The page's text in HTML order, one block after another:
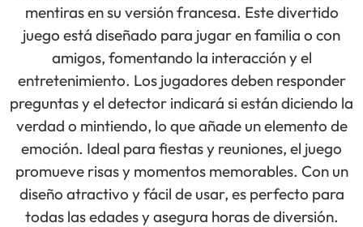
mentiras en su versión francesa. Este divertido
juego está diseñado para jugar en familia o con
amigos, fomentando la interacción y el
entretenimiento. Los jugadores deben responder
preguntas y el detector indicará si están diciendo la
verdad o mintiendo, lo que añade un elemento de
emoción. Ideal para fiestas y reuniones, el juego
promueve risas y momentos memorables. Con un
diseño atractivo y fácil de usar, es perfecto para
todas las edades y asegura horas de diversión.